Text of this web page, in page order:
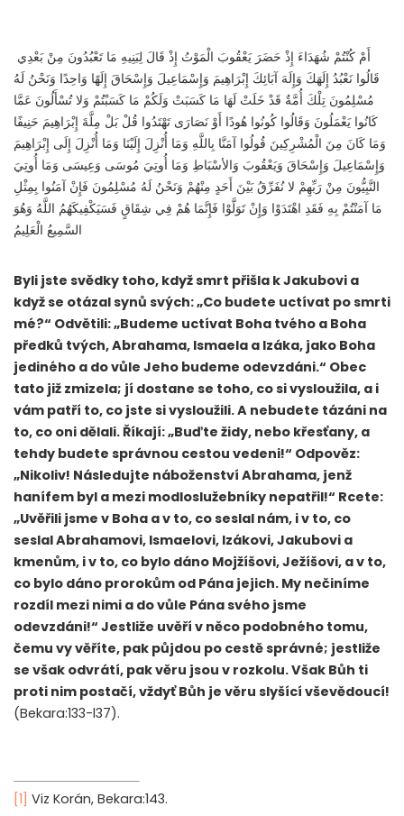
أَمْ كُنْتُمْ شُهَدَاءَ إِذْ حَضَرَ يَعْقُوبَ الْمَوْتُ إِذْ قَالَ لِبَنِيهِ مَا تَعْبُدُونَ مِنْ بَعْدِي
قَالُوا نَعْبُدُ إِلَهَكَ وَإِلَهَ آبَائِكَ إِبْرَاهِيمَ وَإِسْمَاعِيلَ وَإِسْحَاقَ إِلَهًا وَاحِدًا وَنَحْنُ لَهُ
مُسْلِمُونَ تِلْكَ أُمَّةٌ قَدْ خَلَتْ لَهَا مَا كَسَبَتْ وَلَكُمْ مَا كَسَبْتُمْ وَلا تُسْأَلُونَ عَمَّا
كَانُوا يَعْمَلُونَ وَقَالُوا كُونُوا هُودًا أَوْ نَصَارَى تَهْتَدُوا قُلْ بَلْ مِلَّةَ إِبْرَاهِيمَ حَنِيفًا
وَمَا كَانَ مِنَ الْمُشْرِكِينَ قُولُوا آمَنَّا بِاللَّهِ وَمَا أُنْزِلَ إِلَيْنَا وَمَا أُنْزِلَ إِلَى إِبْرَاهِيمَ
وَإِسْمَاعِيلَ وَإِسْحَاقَ وَيَعْقُوبَ وَالأسْبَاطِ وَمَا أُوتِيَ مُوسَى وَعِيسَى وَمَا أُوتِيَ
النَّبِيُّونَ مِنْ رَبِّهِمْ لا نُفَرِّقُ بَيْنَ أَحَدٍ مِنْهُمْ وَنَحْنُ لَهُ مُسْلِمُونَ فَإِنْ آمَنُوا بِمِثْلِ
مَا آمَنْتُمْ بِهِ فَقَدِ اهْتَدَوْا وَإِنْ تَوَلَّوْا فَإِنَّمَا هُمْ فِي شِقَاقٍ فَسَيَكْفِيكَهُمُ اللَّهُ وَهُوَ
السَّمِيعُ الْعَلِيمُ
Byli jste svědky toho, když smrt přišla k Jakubovi a
když se otázal synů svých: „Co budete uctívat po smrti
mé?“ Odvětili: „Budeme uctívat Boha tvého a Boha
předků tvých, Abrahama, Ismaela a Izáka, jako Boha
jediného a do vůle Jeho budeme odevzdáni.“ Obec
tato již zmizela; jí dostane se toho, co si vysloužila, a i
vám patří to, co jste si vysloužili. A nebudete tázáni na
to, co oni dělali. Říkají: „Buďte židy, nebo křesťany, a
tehdy budete správnou cestou vedeni!“ Odpověz:
„Nikoliv! Následujte náboženství Abrahama, jenž
hanífem byl a mezi modloslužebníky nepatřil!“ Rcete:
„Uvěřili jsme v Boha a v to, co seslal nám, i v to, co
seslal Abrahamovi, Ismaelovi, Izákovi, Jakubovi a
kmenům, i v to, co bylo dáno Mojžíšovi, Ježíšovi, a v to,
co bylo dáno prorokům od Pána jejich. My nečiníme
rozdíl mezi nimi a do vůle Pána svého jsme
odevzdáni!“ Jestliže uvěří v něco podobného tomu,
čemu vy věříte, pak půjdou po cestě správné; jestliže
se však odvrátí, pak věru jsou v rozkolu. Však Bůh ti
proti nim postačí, vždyť Bůh je věru slyšící vševědoucí!
(Bekara:133-l37).
[1] Viz Korán, Bekara:143.